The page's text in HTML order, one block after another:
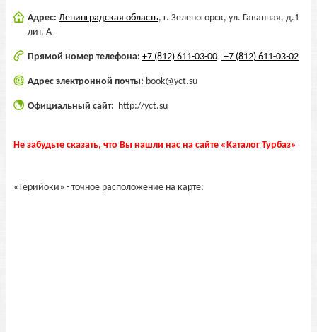
Адрес: Ленинградская область, г. Зеленогорск, ул. Гаванная, д.1
лит. А
Прямой номер телефона: +7 (812) 611-03-00 +7 (812) 611-03-02
Адрес электронной почты: book@yct.su
Официальный сайт: http://yct.su
Не забудьте сказать, что Вы нашли нас на сайте «Каталог Турбаз»
«Терийоки» - точное расположение на карте: